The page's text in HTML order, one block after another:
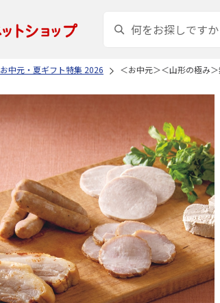
お中元・夏ギフト特集 2026 ＜お中元＞＜山形の極み